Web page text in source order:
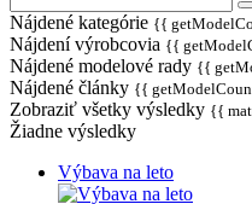
Nájdené kategórie {{
Nájdení výrobcovia {{
Nájdené modelové rady {{
Nájdené články {{
Zobraziť všetky výsledky {{
Žiadne výsledky
Výbava na leto